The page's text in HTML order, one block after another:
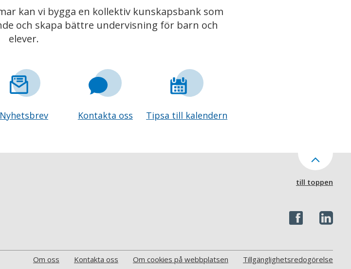
kan vi bygga en kollektiv kunskapsbank som
och skapa bättre undervisning för barn och
elever.
Nyhetsbrev Kontakta oss Tipsa till kalendern
till toppen
Om oss Kontakta oss Om cookies på webbplatsen Tillgänglighetsredogörelse